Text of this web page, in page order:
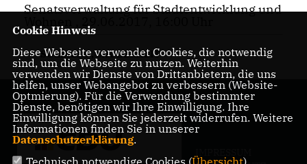
Senatsverwaltung für Stadtentwicklung und
SOZIALES,SAUBERKEIT
Cookie Hinweis
Diese Webseite verwendet Cookies, die notwendig
sind, um die Webseite zu nutzen. Weiterhin
verwenden wir Dienste von Drittanbietern, die uns
helfen, unser Webangebot zu verbessern (Website-
Optmierung). Für die Verwendung bestimmter
Dienste, benötigen wir Ihre Einwilligung. Ihre
Einwilligung können Sie jederzeit widerrufen. Weitere
Informationen finden Sie in unserer
Datenschutzerklärung.
Technisch notwendige Cookies (Übersicht)